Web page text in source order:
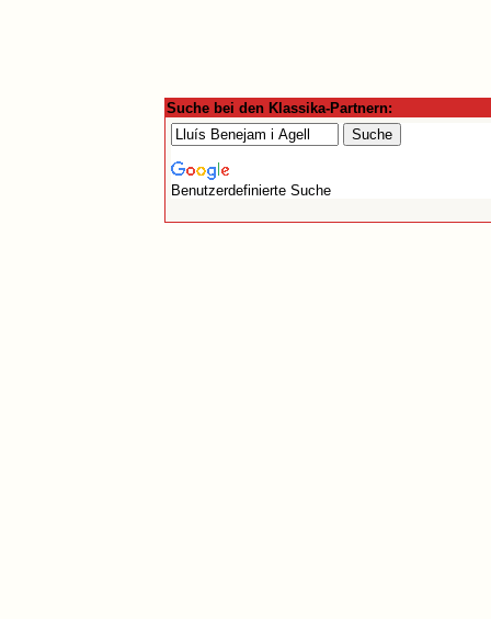
Suche bei den Klassika-Partnern:
Benutzerdefinierte Suche